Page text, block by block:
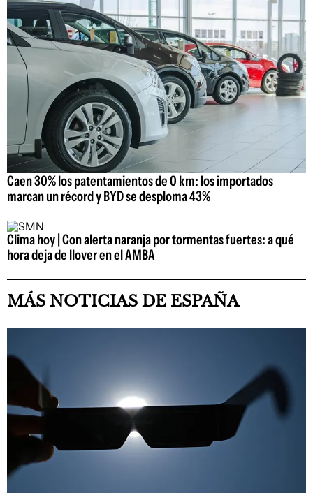
Caen 30% los patentamientos de 0 km: los importados
marcan un récord y BYD se desploma 43%
Clima hoy | Con alerta naranja por tormentas fuertes: a qué
hora deja de llover en el AMBA
MÁS NOTICIAS DE ESPAÑA